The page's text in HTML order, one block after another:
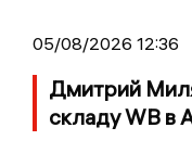
05/08/2026 12:36
Дмитрий
складу WB в